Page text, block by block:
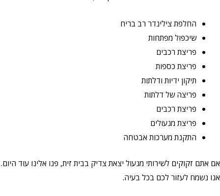
החלפת צילינדר רב בריח
שיכפול מפתחות
פריצת רכבים
פריצת כספות
תיקון ידיות ודלתות
פריצה של דלתות
פריצת רכבים
פריצת מנעולים
התקנת מערכות אבטחה
אם אתם זקוקים לשירותי מנעול יצאת צדיק בבית זית, פנו אלינו עוד היום.
אנו נשמח לעזור לכם בכל בעיה.